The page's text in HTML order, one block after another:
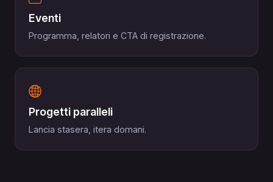
Eventi
Programma, relatori e CTA di registrazione.
Progetti paralleli
Lancia stasera, itera domani.